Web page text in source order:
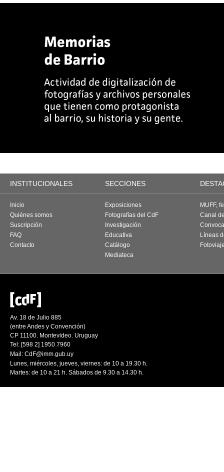
INSTITUCIONALES SECCIONES
Inicio
Quiénes somos
Suscripción
FAQ
Contacto
Exposiciones
Fotografías del CdF
Investigación
Educativa
Catálogo
Mediateca
MUFF,
Canal
Líneas
Av. 18 de Julio 885
(entre Andes y Convención)
CP 11100. Montevideo. Uruguay
Tel: [598 2] 1950 7960
Mail: CdF@imm.gub.uy
Lunes, miércoles, jueves, viernes: de 10 a 19.30 h.
Martes: de 10 a 21 h. Sábados de 9.30 a 14.30 h.